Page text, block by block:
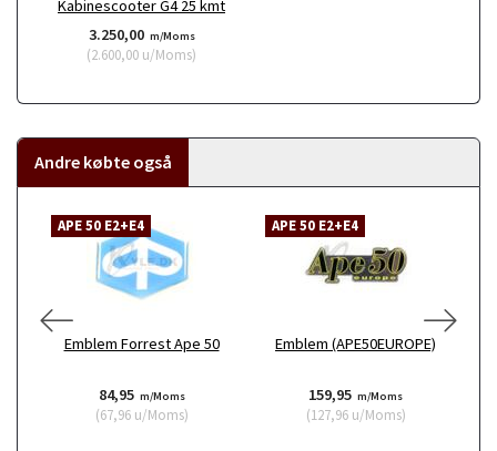
Kabinescooter G4 25 kmt
3.250,00 m/Moms
(2.600,00 u/Moms)
Andre købte også
APE 50 E2+E4
Emblem Forrest Ape 50
84,95 m/Moms
(67,96u/Moms)
APE 50 E2+E4
Emblem (APE50EUROPE)
159,95 m/Moms
(127,96u/Moms)